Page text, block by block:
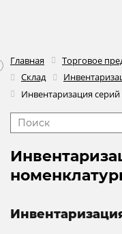
Главная Торговое
Склад
Инвентаризация